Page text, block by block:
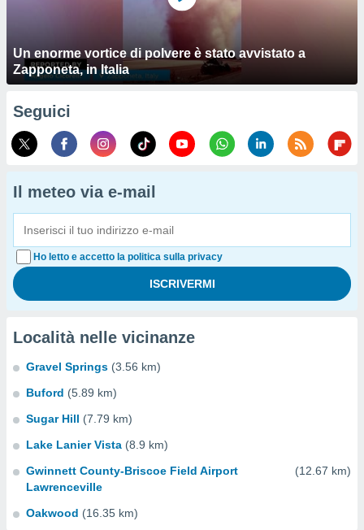
Un enorme vortice di polvere è stato avvistato a
Zapponeta, in Italia
Seguici
Il meteo via e-mail
Ho letto e accetto la politica sulla privacy
Località nelle vicinanze
Gravel Springs (3.56 km)
Buford (5.89 km)
Sugar Hill (7.79 km)
Lake Lanier Vista (8.9 km)
Gwinnett County-Briscoe Field Airport
Lawrenceville
(12.67 km)
Oakwood (16.35 km)